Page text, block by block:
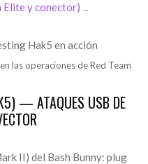
Elite y conector) ..
las operaciones de Red Team
— ATAQUES USB DE
II) del Bash Bunny: plug